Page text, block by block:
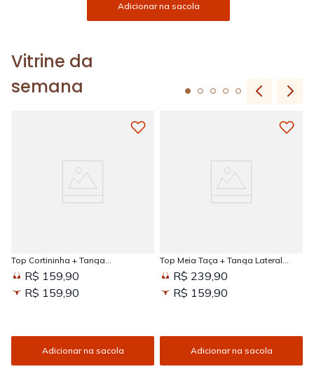
Adicionar na sacola
Vitrine da
semana
Top Cortininha + Tanga
Amarradinha Estampada Sun
KissedR$ 159,90
R$ 159,90
Adicionar na sacola
Top Meia Taça + Tanga Lateral
Larga Estampada Sun Kissed
R$ 239,90
R$ 159,90
Adicionar na sacola